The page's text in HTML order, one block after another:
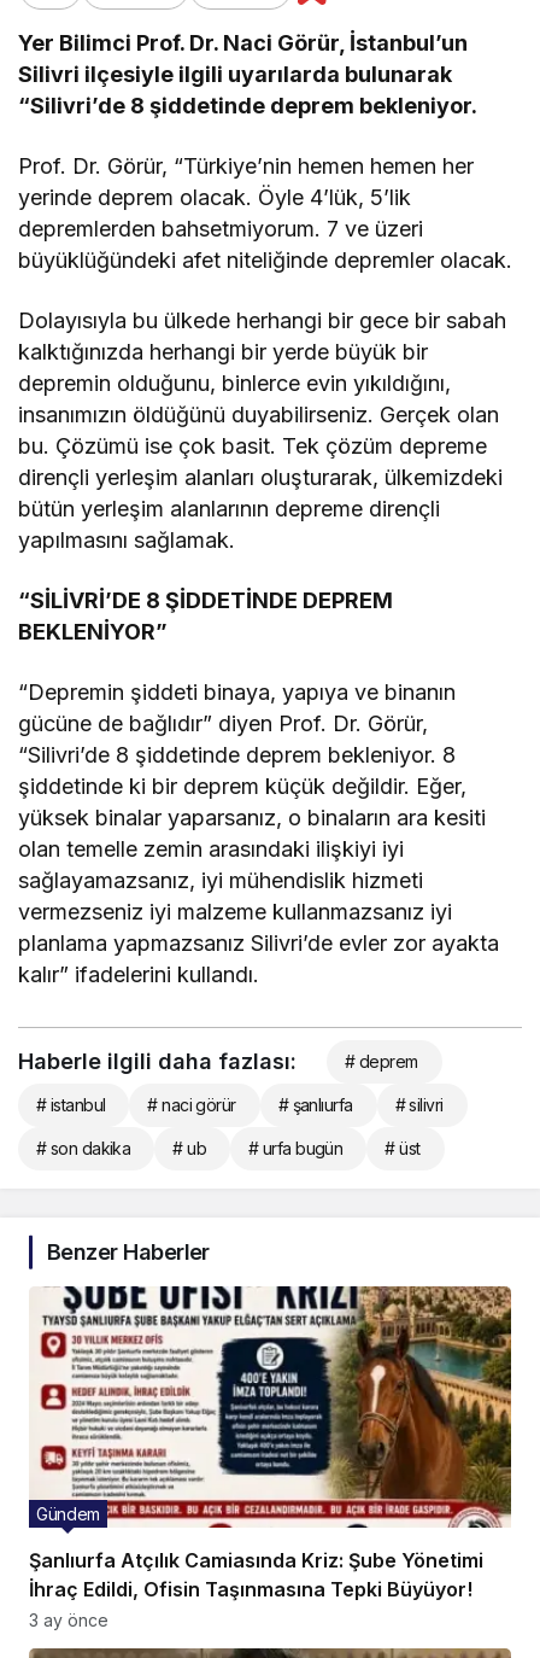
Yer Bilimci Prof. Dr. Naci Görür, İstanbul’un
Silivri ilçesiyle ilgili uyarılarda bulunarak
“Silivri’de 8 şiddetinde deprem bekleniyor.
Prof. Dr. Görür, “Türkiye’nin hemen hemen her
yerinde deprem olacak. Öyle 4’lük, 5’lik
depremlerden bahsetmiyorum. 7 ve üzeri
büyüklüğündeki afet niteliğinde depremler olacak.
Dolayısıyla bu ülkede herhangi bir gece bir sabah
kalktığınızda herhangi bir yerde büyük bir
depremin olduğunu, binlerce evin yıkıldığını,
insanımızın öldüğünü duyabilirseniz. Gerçek olan
bu. Çözümü ise çok basit. Tek çözüm depreme
dirençli yerleşim alanları oluşturarak, ülkemizdeki
bütün yerleşim alanlarının depreme dirençli
yapılmasını sağlamak.
“SİLİVRİ’DE 8 ŞİDDETİNDE DEPREM
BEKLENİYOR”
“Depremin şiddeti binaya, yapıya ve binanın
gücüne de bağlıdır” diyen Prof. Dr. Görür,
“Silivri’de 8 şiddetinde deprem bekleniyor. 8
şiddetinde ki bir deprem küçük değildir. Eğer,
yüksek binalar yaparsanız, o binaların ara kesiti
olan temelle zemin arasındaki ilişkiyi iyi
sağlayamazsanız, iyi mühendislik hizmeti
vermezseniz iyi malzeme kullanmazsanız iyi
planlama yapmazsanız Silivri’de evler zor ayakta
kalır” ifadelerini kullandı.
Haberle ilgili daha fazlası: # deprem
# istanbul # naci görür # şanlıurfa # silivri
# son dakika # ub # urfa bugün # üst
Benzer Haberler
Şanlıurfa Atçılık Camiasında Kriz: Şube Yönetimi
İhraç Edildi, Ofisin Taşınmasına Tepki Büyüyor!
Gündem
3 ay önce